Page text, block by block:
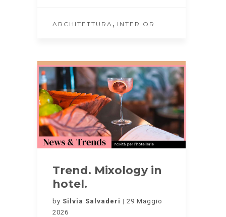
ARCHITETTURA , INTERIOR
Trend. Mixology in
hotel.
by Silvia Salvaderi
29 Maggio
2026